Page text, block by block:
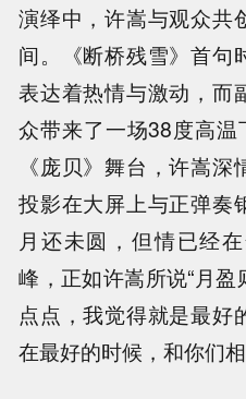
演绎中，许嵩与观众共
间。《断桥残雪》首句
表达着热情与激动，而
众带来了一场38度高温
《庞贝》舞台，许嵩
投影在大屏上与正弹奏
月还未圆，但情已经
峰，正如许嵩所说“月
点点，我觉得就是最好
在最好的时候，和你们